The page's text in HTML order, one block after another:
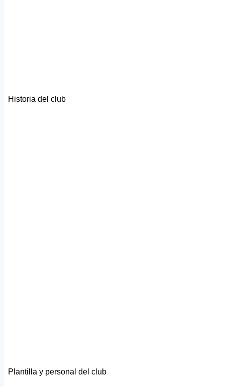
Historia del club
Plantilla y personal del club